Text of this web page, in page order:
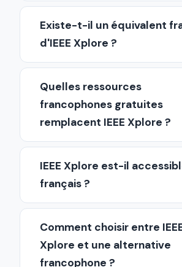
Existe-t-il un équivalent
d'IEEE Xplore ?
Quelles ressources
francophones gratuites
remplacent IEEE Xplore ?
IEEE Xplore est-il
français ?
Comment choisir entre
Xplore et une alternative
francophone ?